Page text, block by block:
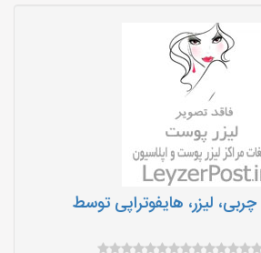
لیزر، هایفوتراپی توسط